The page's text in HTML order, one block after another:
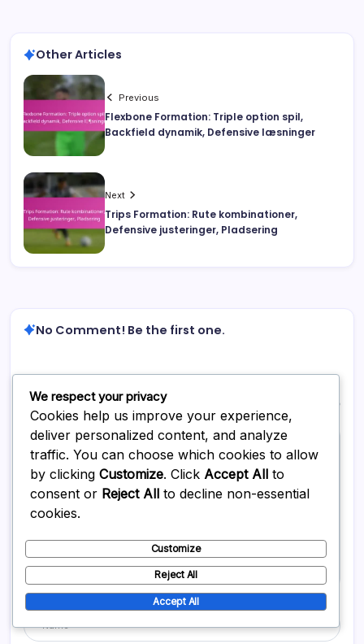
Other Articles
Previous
Flexbone Formation: Triple option spil,
Backfield dynamik, Defensive læsninger
Next
Trips Formation: Rute kombinationer,
Defensive justeringer, Pladsering
No Comment! Be the first one.
Your email address will not be published. *
We respect your privacy
Cookies help us improve your experience,
deliver personalized content, and analyze
traffic. You can choose which cookies to allow
by clicking Customize. Click Accept All to
consent or Reject All to decline non-essential
cookies.
Customize
Reject All
Accept All